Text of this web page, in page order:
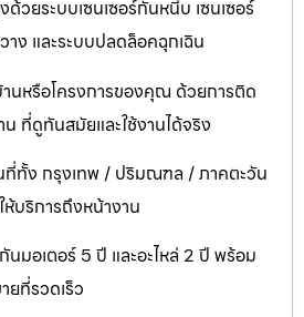
วยระบบเซนเซอร์กันหนีบ เซนเซอร์
ง และระบบปลดล็อคฉุกเฉิน
นหรือโครงการของคุณ ด้วยการติด
ที่ดูทันสมัยและใช้งานได้จริง
ทั้ง กรุงเทพ / ปริมณฑล / ภาคตะวัน
ห้บริการถึงหน้างาน
นมอเตอร์ 5 ปี และอะไหล่ 2 ปี พร้อม
ยที่รวดเร็ว